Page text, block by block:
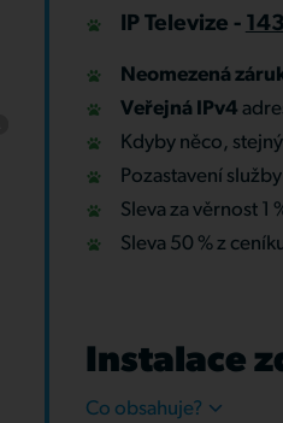
IP Televize -
Neomezená
Veřejná IPv4
Kdyby něco,
Pozastavení
Sleva za věrnost 1
Sleva 50 % z
Instalace
Co obsahuje?